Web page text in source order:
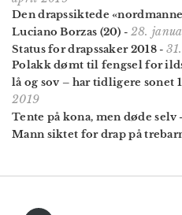
Den drapssiktede
Luciano Borzas (20) - 28.
Status for drapssaker 2018-
Polakk dømt til fengsel for
lå og sov – har tidligere sonet
2019
Tente på kona, men døde selv
Mann siktet for drap på